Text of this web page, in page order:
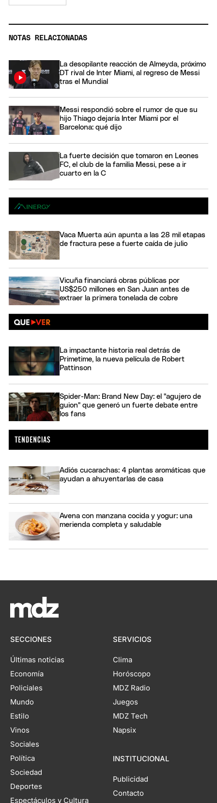
NOTAS RELACIONADAS
La desopilante reacción de Almeyda, próximo
DT rival de Inter Miami, al regreso de Messi
tras el Mundial
Messi respondió sobre el rumor de que su
hijo Thiago dejaría Inter Miami por el
Barcelona: qué dijo
La fuerte decisión que tomaron en Leones
FC, el club de la familia Messi, pese a ir
cuarto en la C
Vaca Muerta aún apunta a las 28 mil etapas
de fractura pese a fuerte caída de julio
Vicuña financiará obras públicas por
US$250 millones en San Juan antes de
extraer la primera tonelada de cobre
La impactante historia real detrás de
Primetime, la nueva película de Robert
Pattinson
Spider-Man: Brand New Day: el "agujero de
guion" que generó un fuerte debate entre
los fans
Adiós cucarachas: 4 plantas aromáticas que
ayudan a ahuyentarlas de casa
Avena con manzana cocida y yogur: una
merienda completa y saludable
SECCIONES
Últimas noticias
Economía
Policiales
Mundo
Estilo
Vinos
Sociales
Política
Sociedad
Deportes
Espectáculos y Cultura
SERVICIOS
Clima
Horóscopo
MDZ Radio
Juegos
MDZ Tech
Napsix
INSTITUCIONAL
Publicidad
Contacto